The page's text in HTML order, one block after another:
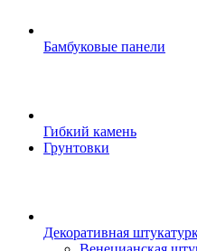
Бамбуковые панели
Гибкий камень
Грунтовки
Декоративная